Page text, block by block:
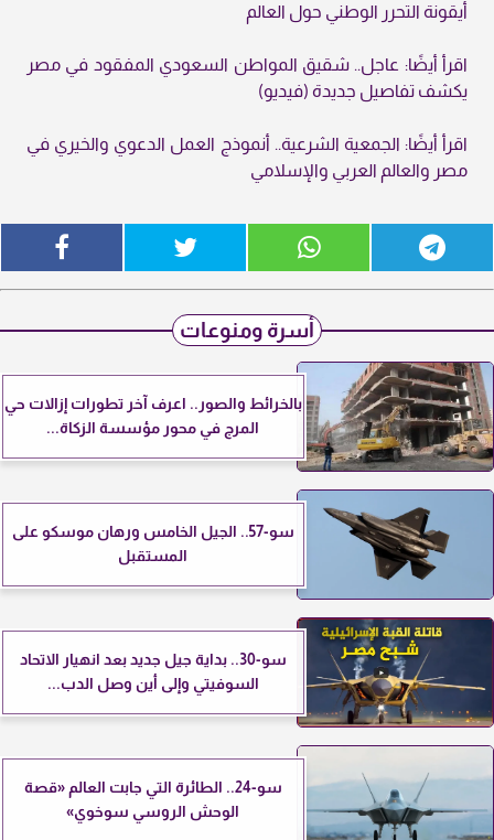
أيقونة التحرر الوطني حول العالم
اقرأ أيضًا: عاجل.. شقيق المواطن السعودي المفقود في مصر
يكشف تفاصيل جديدة (فيديو)
اقرأ أيضًا: الجمعية الشرعية.. أنموذج العمل الدعوي والخيري في
مصر والعالم العربي والإسلامي
أسرة ومنوعات
بالخرائط والصور.. اعرف آخر تطورات إزالات حي
المرج في محور مؤسسة الزكاة...
سو-57.. الجيل الخامس ورهان موسكو على
المستقبل
سو-30.. بداية جيل جديد بعد انهيار الاتحاد
السوفيتي وإلى أين وصل الدب...
سو-24.. الطائرة التي جابت العالم «قصة
الوحش الروسي سوخوي»